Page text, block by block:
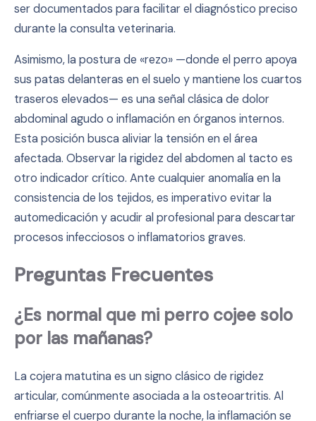
ser documentados para facilitar el diagnóstico preciso
durante la consulta veterinaria.
Asimismo, la postura de «rezo» —donde el perro apoya
sus patas delanteras en el suelo y mantiene los cuartos
traseros elevados— es una señal clásica de dolor
abdominal agudo o inflamación en órganos internos.
Esta posición busca aliviar la tensión en el área
afectada. Observar la rigidez del abdomen al tacto es
otro indicador crítico. Ante cualquier anomalía en la
consistencia de los tejidos, es imperativo evitar la
automedicación y acudir al profesional para descartar
procesos infecciosos o inflamatorios graves.
Preguntas Frecuentes
¿Es normal que mi perro cojee solo
por las mañanas?
La cojera matutina es un signo clásico de rigidez
articular, comúnmente asociada a la osteoartritis. Al
enfriarse el cuerpo durante la noche, la inflamación se